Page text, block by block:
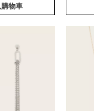
購物車